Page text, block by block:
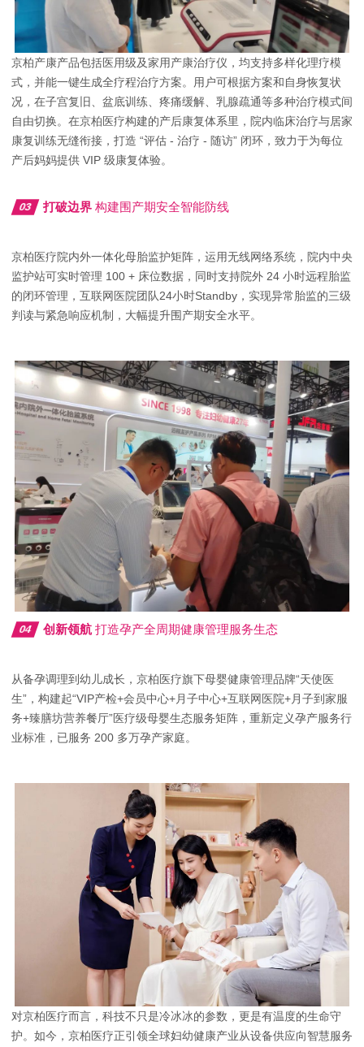
京柏产康产品包括医用级及家用产康治疗仪，均支持多样化理疗模
式，并能一键生成全疗程治疗方案。用户可根据方案和自身恢复状
况，在子宫复旧、盆底训练、疼痛缓解、乳腺疏通等多种治疗模式间
自由切换。在京柏医疗构建的产后康复体系里，院内临床治疗与居家
康复训练无缝衔接，打造 “评估 - 治疗 - 随访” 闭环，致力于为每位
产后妈妈提供 VIP 级康复体验。
03 打破边界 构建围产期安全智能防线
京柏医疗院内外一体化母胎监护矩阵，运用无线网络系统，院内中央
监护站可实时管理 100 + 床位数据，同时支持院外 24 小时远程胎监
的闭环管理，互联网医院团队24小时Standby，实现异常胎监的三级
判读与紧急响应机制，大幅提升围产期安全水平。
04 创新领航 打造孕产全周期健康管理服务生态
从备孕调理到幼儿成长，京柏医疗旗下母婴健康管理品牌“天使医
生”，构建起“VIP产检+会员中心+月子中心+互联网医院+月子到家服
务+臻膳坊营养餐厅”医疗级母婴生态服务矩阵，重新定义孕产服务行
业标准，已服务 200 多万孕产家庭。
对京柏医疗而言，科技不只是冷冰冰的参数，更是有温度的生命守
护。如今，京柏医疗正引领全球妇幼健康产业从设备供应向智慧服务